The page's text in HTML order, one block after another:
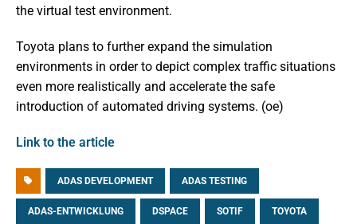
the virtual test environment.
Toyota plans to further expand the simulation
environments in order to depict complex traffic situations
even more realistically and accelerate the safe
introduction of automated driving systems. (oe)
Link to the article
ADAS DEVELOPMENT ADAS TESTING
ADAS-ENTWICKLUNG DSPACE SOTIF TOYOTA